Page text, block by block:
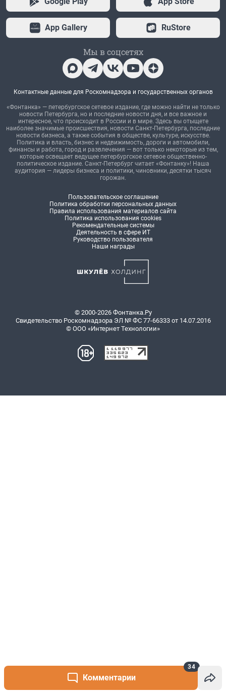
Комментарии
34